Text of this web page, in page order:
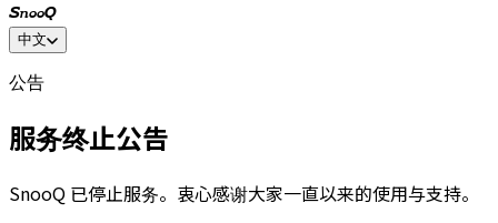
SnooQ
中文
公告
服务终止公告
SnooQ 已停止服务。衷心感谢大家一直以来的使用与支持。